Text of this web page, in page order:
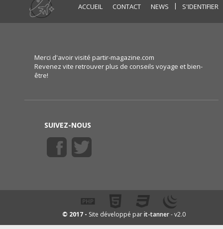
ACCUEIL CONTACT NEWS | S'IDENTIFIER
Merci d'avoir visité partir-magazine.com
Revenez vite retrouver plus de conseils voyage et bien-
être!
SUIVEZ-NOUS
© 2017 - Site développé parit-tanner- v2.0